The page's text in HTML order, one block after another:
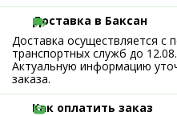
Доставка в Баксан
Доставка осуществляется
транспортных служб до
Актуальную информацию
заказа.
Как оплатить заказ